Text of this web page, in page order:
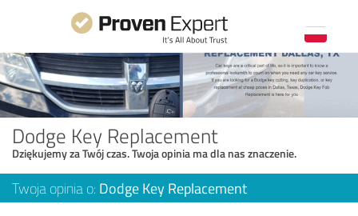
Dodge Key Replacement
Dziękujemy za Twój czas. Twoja opinia ma dla nas znaczenie.
Twoja opinia o: Dodge Key Replacement